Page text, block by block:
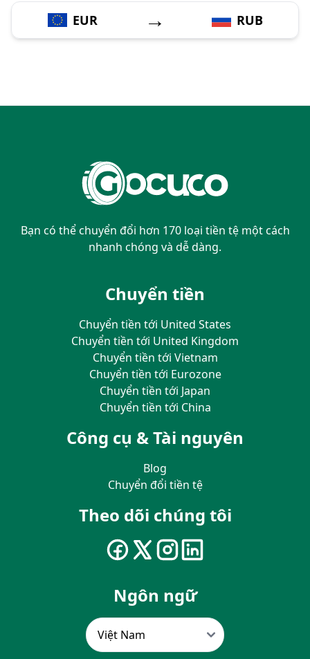
EUR → RUB
Bạn có thể chuyển đổi hơn 170 loại tiền tệ một cách
nhanh chóng và dễ dàng.
Chuyển tiền
Chuyển tiền tới United States
Chuyển tiền tới United Kingdom
Chuyển tiền tới Vietnam
Chuyển tiền tới Eurozone
Chuyển tiền tới Japan
Chuyển tiền tới China
Công cụ & Tài nguyên
Blog
Chuyển đổi tiền tệ
Theo dõi chúng tôi
Ngôn ngữ